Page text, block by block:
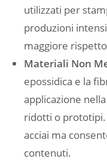
utilizzati per
produzioni
maggiore
Materiali Non
epossidica e la
applicazione
ridotti o
acciai ma
contenuti.